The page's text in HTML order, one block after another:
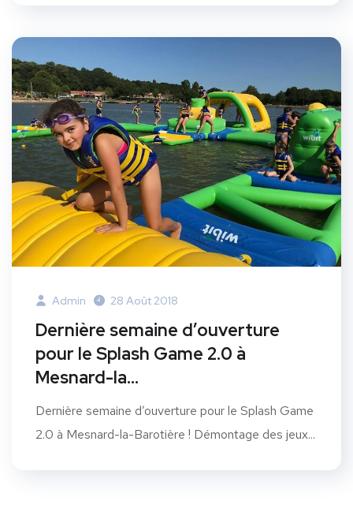
Admin 28 Août 2018
Dernière semaine d’ouverture
pour le Splash Game 2.0 à
Mesnard-la…
Dernière semaine d’ouverture pour le Splash Game
2.0 à Mesnard-la-Barotière ! Démontage des jeux...